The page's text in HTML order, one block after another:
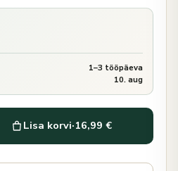
1–3 tööpäeva
10. aug
Lisa korvi·16,99 €